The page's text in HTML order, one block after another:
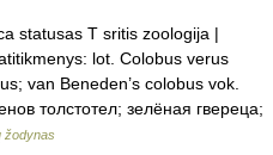
statusas T sritis zoologija |
lot. Colobus verus
van Beneden’s colobus vok.
толстотел; зелёная гвереца;
žodynas